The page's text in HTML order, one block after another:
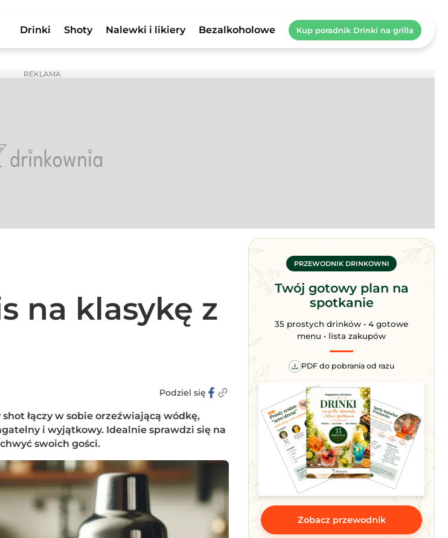
Drinki Shoty Nalewki i likiery Bezalkoholowe Kup poradnik Drinki na grilla
REKLAMA
na klasykę z
Podziel się
łączy w sobie orzeźwiającą wódkę,
i wyjątkowy. Idealnie sprawdzi się na
swoich gości.
PRZEWODNIK DRINKOWNI
Twój gotowy plan na
spotkanie
35 prostych drinków • 4 gotowe
menu • lista zakupów
PDF do pobrania od razu
Zobacz przewodnik